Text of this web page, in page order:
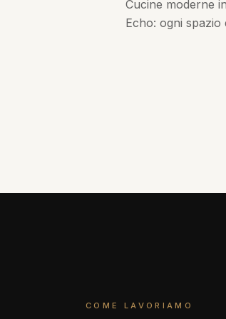
Cucine moderne
Echo: ogni
COME LAVORIAMO